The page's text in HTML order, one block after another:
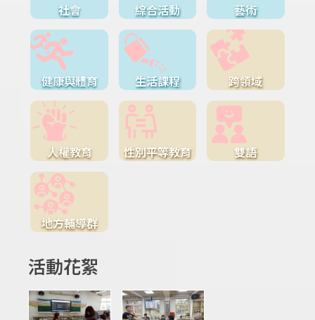
社會 綜合活動 藝術
健康與體育 生活課程 跨領域
人權教育 性別平等教育 雙語
地方輔導群
活動花絮